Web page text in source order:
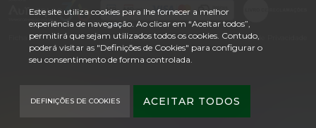
Este site utiliza cookies para lhe fornecer a melhor
experiência de navegação. Ao clicar em “Aceitar todos”,
permitirá que sejam utilizados todos os cookies. Contudo,
poderá visitar as "Definições de Cookies" para configurar o
seu consentimento de forma controlada.
DEFINIÇÕES DE COOKIES ACEITAR TODOS
Ficha Técnica Mapa do site Política de Privacidade